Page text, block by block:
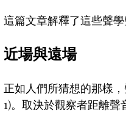
這篇文章解釋了這些聲學
近場與遠場
正如人們所猜想的那樣
1)。取決於觀察者距離